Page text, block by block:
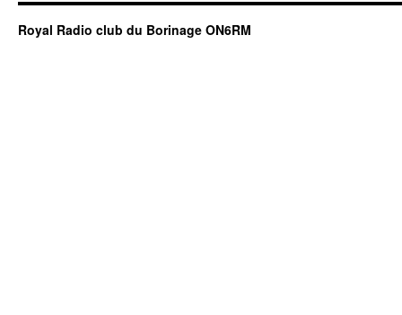
Royal Radio club du Borinage ON6RM